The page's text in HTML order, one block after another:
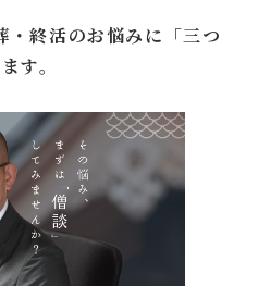
・終活のお悩みに「三つ
す。